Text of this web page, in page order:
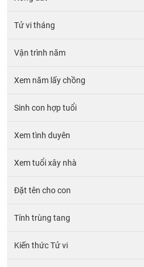
Tử vi tháng
Vận trình năm
Xem năm lấy chồng
Sinh con hợp tuổi
Xem tình duyên
Xem tuổi xây nhà
Đặt tên cho con
Tính trùng tang
Kiến thức Tử vi